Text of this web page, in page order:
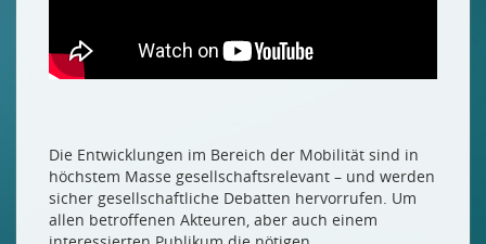
Die Entwicklungen im Bereich der Mobilität sind in
höchstem Masse gesellschaftsrelevant – und werden
sicher gesellschaftliche Debatten hervorrufen. Um
allen betroffenen Akteuren, aber auch einem